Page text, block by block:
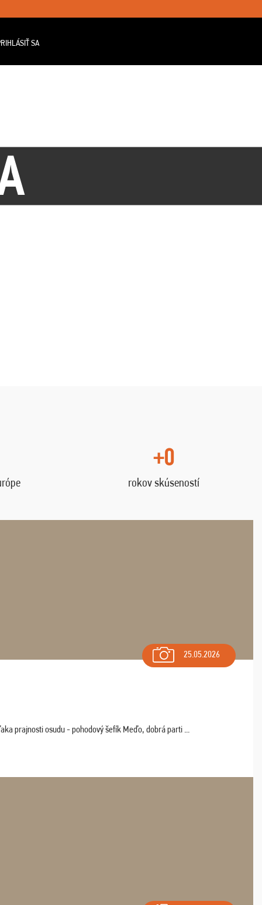
SA
+0
rokov skúseností
25.05.2026
prajnosti osudu - pohodový šefík Meďo, dobrá parti ...